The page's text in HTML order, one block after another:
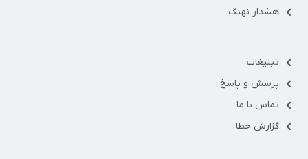
هشدار نهنگ
تبلیغات
پرسش و پاسخ
تماس با ما
گزارش خطا